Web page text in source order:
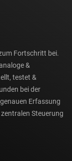
Fortschritt bei.
&
testet &
bei der
Erfassung
Steuerung